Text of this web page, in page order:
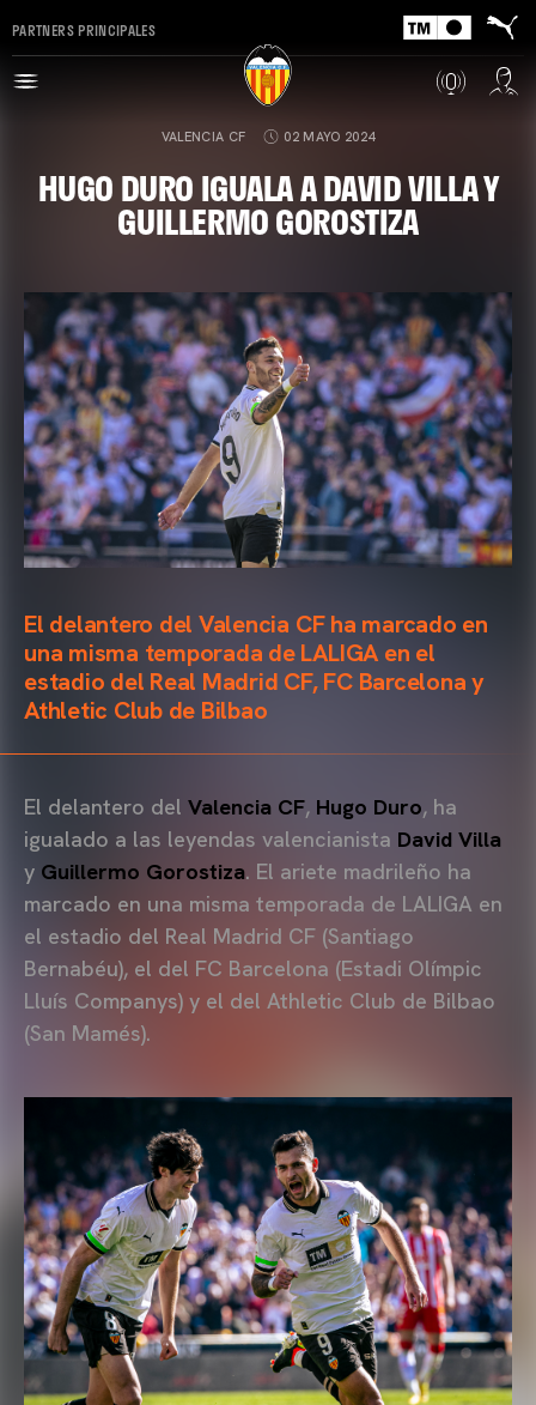
PARTNERS PRINCIPALES
VALENCIA CF 02 MAYO 2024
HUGO DURO IGUALA A DAVID VILLA Y
GUILLERMO GOROSTIZA
El delantero del Valencia CF ha marcado en
una misma temporada de LALIGA en el
estadio del Real Madrid CF, FC Barcelona y
Athletic Club de Bilbao
El delantero del Valencia CF, Hugo Duro, ha
igualado a las leyendas valencianista David Villa
y Guillermo Gorostiza. El ariete madrileño ha
marcado en una misma temporada de LALIGA en
el estadio del Real Madrid CF (Santiago
Bernabéu), el del FC Barcelona (Estadi Olímpic
Lluís Companys) y el del Athletic Club de Bilbao
(San Mamés).